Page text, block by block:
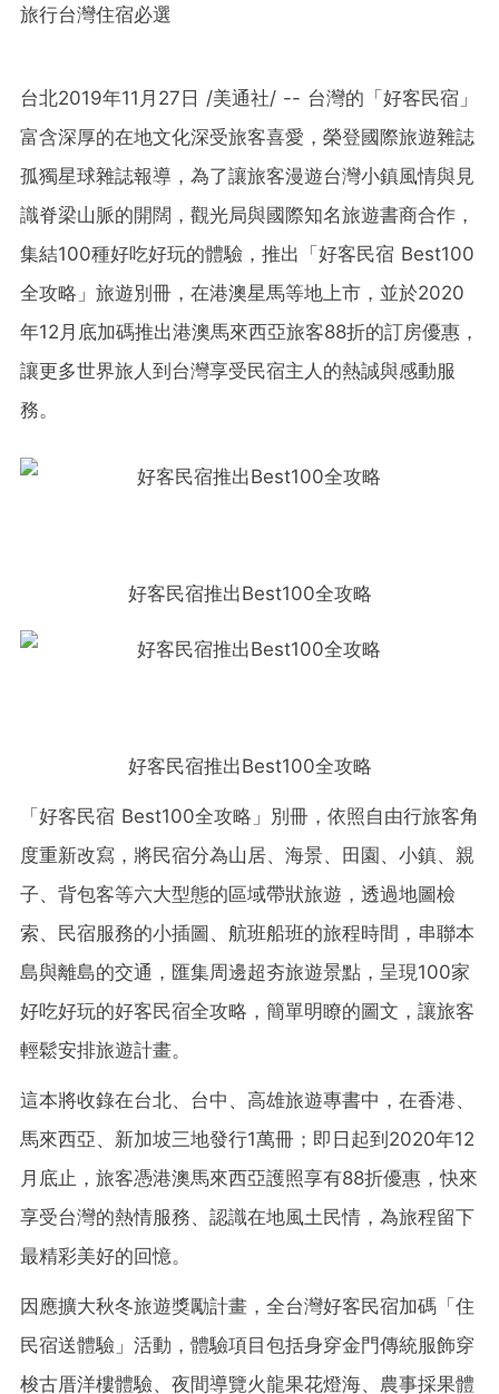
旅行台灣住宿必選
台北2019年11月27日 /美通社/ -- 台灣的「好客民宿」
富含深厚的在地文化深受旅客喜愛，榮登國際旅遊雜誌
孤獨星球雜誌報導，為了讓旅客漫遊台灣小鎮風情與見
識脊梁山脈的開闊， 觀光局與國際知名旅遊書商合作，
集結100種好吃好玩的體驗，推出「好客民宿 Best100
全攻略」旅遊別冊，在港澳星馬等地上市，並於2020
年12月底加碼推出港澳馬來西亞旅客88折的訂房優惠，
讓更多世界旅人到台灣享受民宿主人的熱誠與感動服
務。
好客民宿推出Best100全攻略
好客民宿推出Best100全攻略
「好客民宿 Best100全攻略」別冊，依照自由行旅客角
度重新改寫，將民宿分為山居、海景、田園、小鎮、親
子、背包客等六大型態的區域帶狀旅遊，透過地圖檢
索、民宿服務的小插圖、航班船班的旅程時間，串聯本
島與離島的交通，匯集周邊超夯旅遊景點，呈現100家
好吃好玩的好客民宿全攻略，簡單明瞭的圖文，讓旅客
輕鬆安排旅遊計畫。
這本將收錄在台北、台中、高雄旅遊專書中，在香港、
馬來西亞、新加坡三地發行1萬冊；即日起到2020年12
月底止，旅客憑港澳馬來西亞護照享有88折優惠，快來
享受台灣的熱情服務、認識在地風土民情，為旅程留下
最精彩美好的回憶。
因應擴大秋冬旅遊獎勵計畫 ，全台灣好客民宿加碼「住
民宿送體驗」活動，體驗項目包括身穿金門傳統服飾穿
梭古厝洋樓體驗、夜間導覽火龍果花燈海、農事採果體